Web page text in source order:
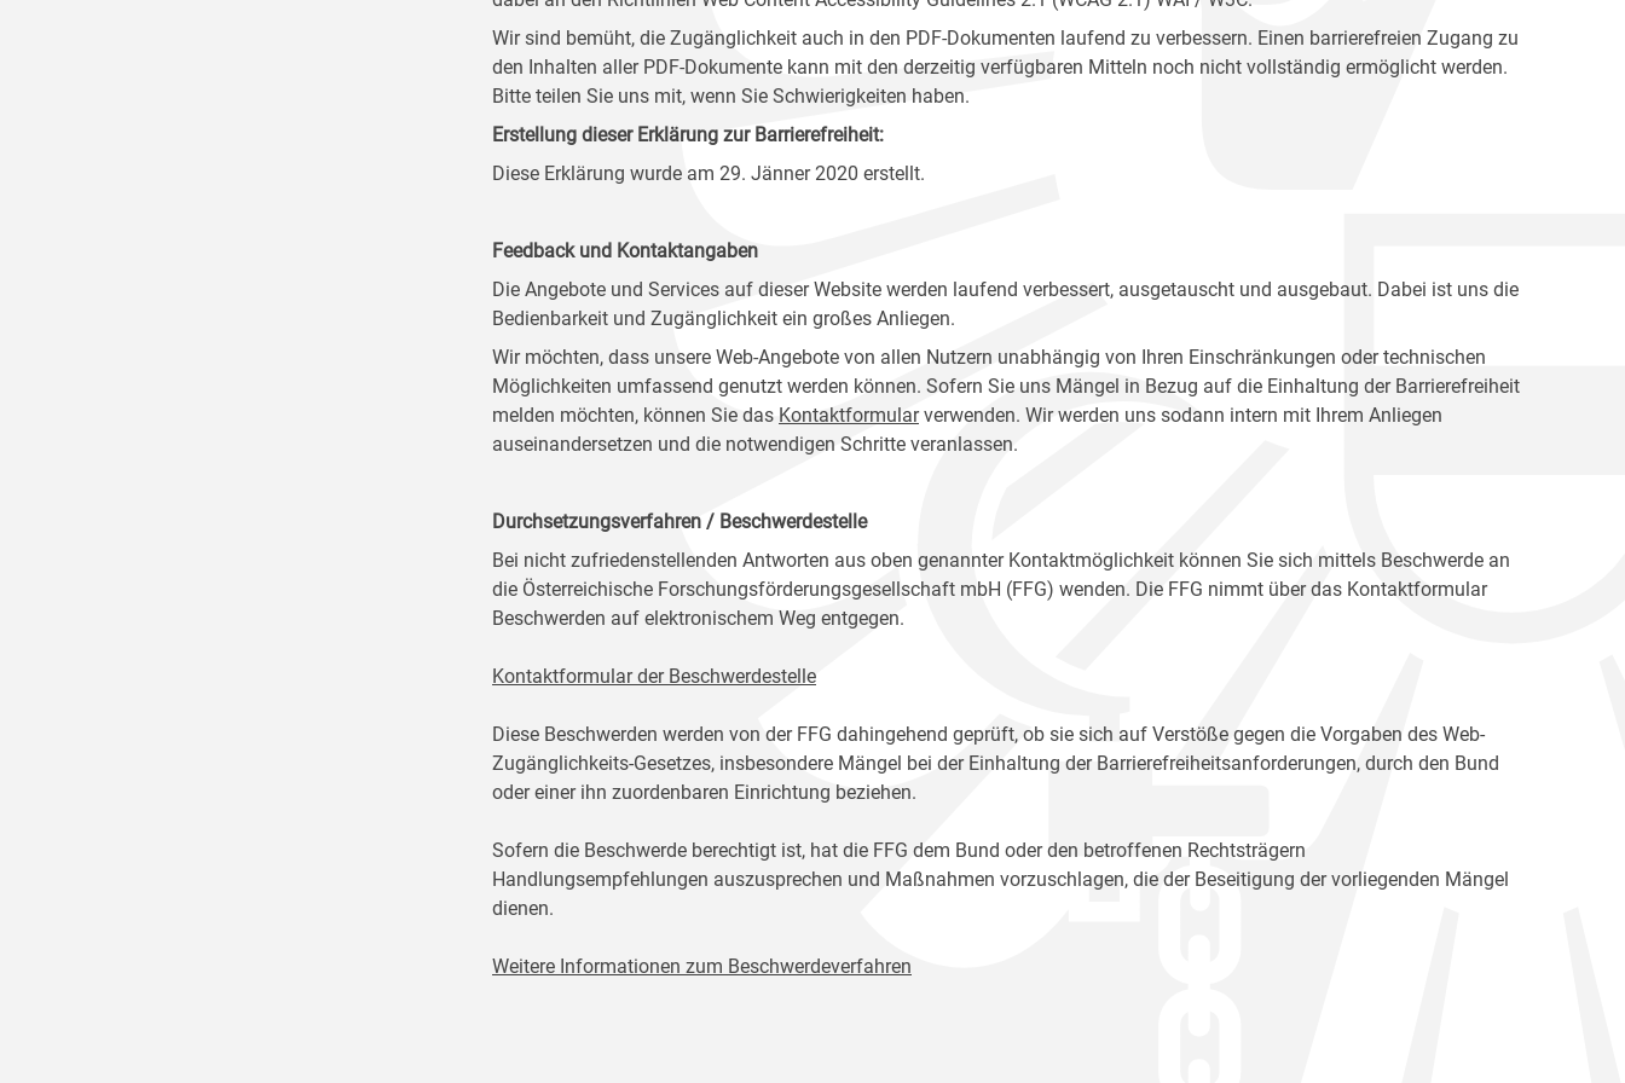
Wir sind bemüht, die Zugänglichkeit auch in den PDF-Dokumenten laufend zu verbessern. Einen barrierefreien Zugang zu
den Inhalten aller PDF-Dokumente kann mit den derzeitig verfügbaren Mitteln noch nicht vollständig ermöglicht werden.
Bitte teilen Sie uns mit, wenn Sie Schwierigkeiten haben.
Erstellung dieser Erklärung zur Barrierefreiheit:
Diese Erklärung wurde am 29. Jänner 2020 erstellt.
Feedback und Kontaktangaben
Die Angebote und Services auf dieser Website werden laufend verbessert, ausgetauscht und ausgebaut. Dabei ist uns die
Bedienbarkeit und Zugänglichkeit ein großes Anliegen.
Wir möchten, dass unsere Web-Angebote von allen Nutzern unabhängig von Ihren Einschränkungen oder technischen
Möglichkeiten umfassend genutzt werden können. Sofern Sie uns Mängel in Bezug auf die Einhaltung der Barrierefreiheit
melden möchten, können Sie das Kontaktformularverwenden. Wir werden uns sodann intern mit Ihrem Anliegen
auseinandersetzen und die notwendigen Schritte veranlassen.
Durchsetzungsverfahren / Beschwerdestelle
Bei nicht zufriedenstellenden Antworten aus oben genannter Kontaktmöglichkeit können Sie sich mittels Beschwerde an
die Österreichische Forschungsförderungsgesellschaft mbH (FFG) wenden. Die FFG nimmt über das Kontaktformular
Beschwerden auf elektronischem Weg entgegen.
Kontaktformular der Beschwerdestelle
Diese Beschwerden werden von der FFG dahingehend geprüft, ob sie sich auf Verstöße gegen die Vorgaben des Web-
Zugänglichkeits-Gesetzes, insbesondere Mängel bei der Einhaltung der Barrierefreiheitsanforderungen, durch den Bund
oder einer ihn zuordenbaren Einrichtung beziehen.
Sofern die Beschwerde berechtigt ist, hat die FFG dem Bund oder den betroffenen Rechtsträgern
Handlungsempfehlungen auszusprechen und Maßnahmen vorzuschlagen, die der Beseitigung der vorliegenden Mängel
dienen.
Weitere Informationen zum Beschwerdeverfahren